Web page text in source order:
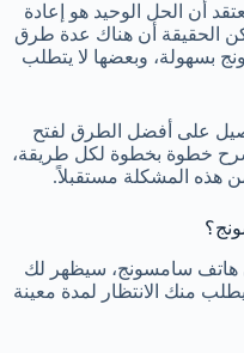
أن الحل الوحيد هو إعادة
الحقيقة أن هناك عدة طرق
بسهولة، وبعضها لا يتطلب
على أفضل الطرق لفتح
خطوة بخطوة لكل طريقة،
هذه المشكلة مستقبلاً.
سامسونج، سيظهر لك
منك الانتظار لمدة معينة